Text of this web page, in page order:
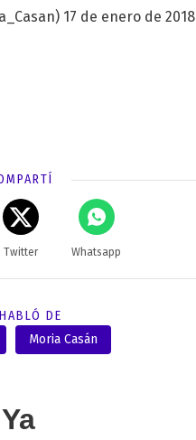
17 de enero de 2018
Twitter Whatsapp
DE
Moria Casán